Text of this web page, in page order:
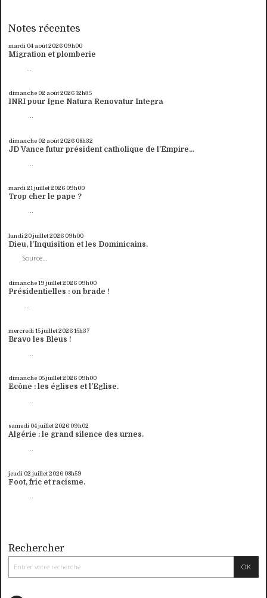
Notes récentes
mardi 04 août 2026 09h00
Migration et plomberie
dimanche 02 août 202612h35
INRI pour Igne Natura Renovatur Integra
...
dimanche 02 août 2026 08h32
JD Vance futur président catholique de l'Empire...
mardi 21juillet 2026 09h00
Trop cher le pape ?
...
lundi 20juillet 2026 09h00
Dieu, l'Inquisition et les Dominicains.
Source...
dimanche 19 juillet 2026 09h00
Présidentielles : on brade !
mercredi 15juillet 202615h37
Bravo les Bleus !
...
dimanche 05juillet 2026 09h00
Ecône : les églises et l'Eglise.
samedi 04juillet 2026 09h02
Algérie : le grand silence des urnes.
...
jeudi 02 juillet 2026 08h59
Foot, fric et racisme.
Rechercher